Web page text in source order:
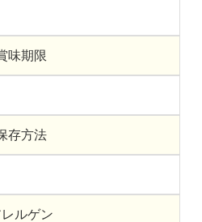
味期限
存方法
ルゲン